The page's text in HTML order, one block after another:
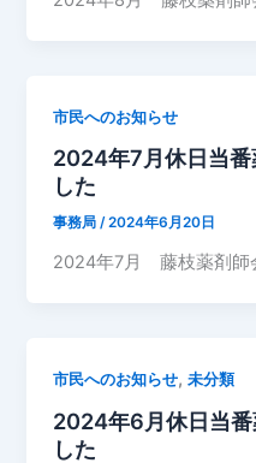
市民へのお知らせ
2024年7月休日当番
した
事務局/2024年6月20日
2024年7月 藤枝薬剤
市民へのお知らせ,未分類
2024年6月休日当番
した